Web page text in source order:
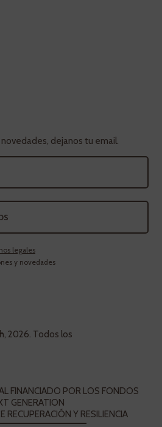
dejanos tu email.
legales
y novedades
2026. Todos los
FINANCIADO POR LOS FONDOS
GENERATION
RECUPERACIÓN Y RESILIENCIA